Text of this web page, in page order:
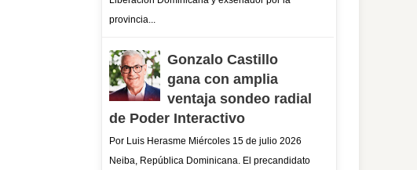
provincia...
Gonzalo Castillo
gana con amplia
ventaja sondeo radial
de Poder Interactivo
Por Luis Herasme Miércoles 15 de julio 2026
Neiba, República Dominicana. El precandidato